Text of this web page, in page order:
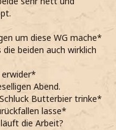
um diese WG mache*
beiden auch wirklich
Abend.
Butterbier trinke*
lasse*
die Arbeit?